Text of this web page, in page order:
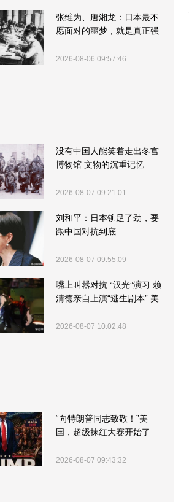
张维为、唐湘龙：日本最不
愿面对的噩梦，就是真正强
2026-08-06 09:57:46
没有中国人能笑着走出冬宫
博物馆 文物的沉重记忆
2026-08-07 09:21:01
刘和平：日本铆足了劲，要
跟中国对抗到底
2026-08-07 09:55:09
嘴上叫嚣对抗 “汉光”演习 赖
清德亲自上演“逃生剧本” 美
2026-08-07 10:02:48
“向特朗普同志致敬！”美
国，超级抹红大赛开始了
2026-08-07 09:43:32